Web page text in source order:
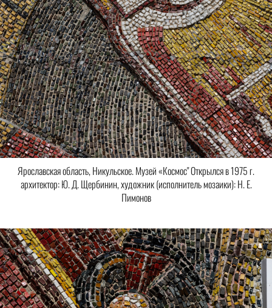
Ярославская область, Никульское. Музей «Космос" Открылся в 1975 г.
архитектор: Ю. Д. Щербинин, художник (исполнитель мозаики): Н. Е.
Пимонов